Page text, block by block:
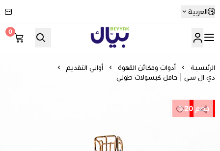
العربية
Beyyak
0
الرئيسية أدوات ومكائن القهوة
أواني التقديم
دي ال سي | حامل كبسولات طولي
خصم 20%